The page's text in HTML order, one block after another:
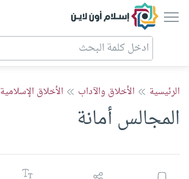
إسلام أون لاين
الرئيسية الأخلاق والآداب الأخلاق الإسلامية
المجالس أمانة